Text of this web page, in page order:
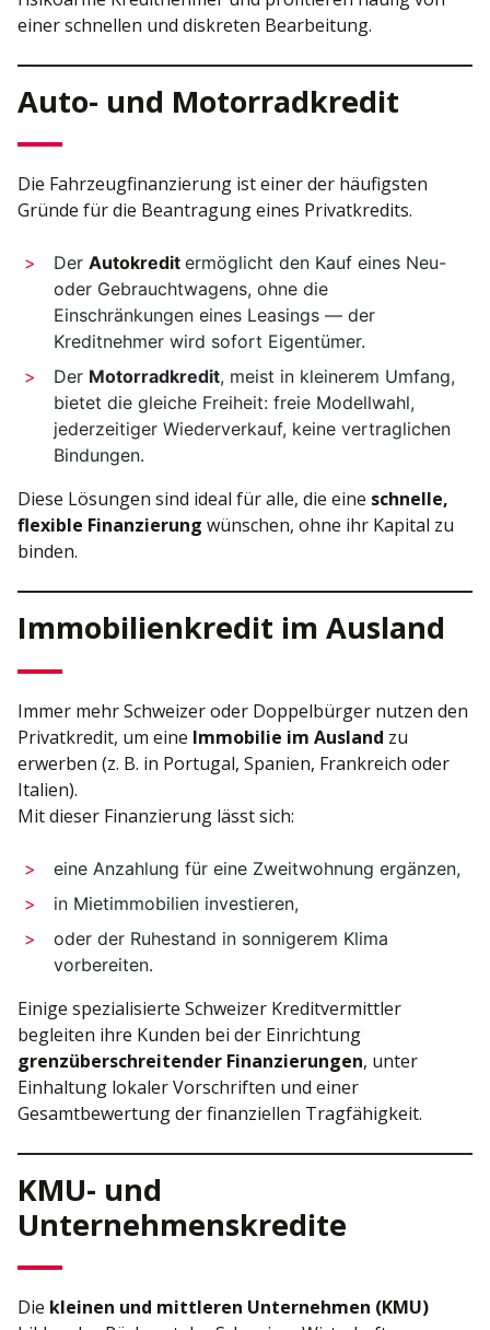
einer schnellen und diskreten Bearbeitung.
Auto- und Motorradkredit
Die Fahrzeugfinanzierung ist einer der häufigsten
Gründe für die Beantragung eines Privatkredits.
Der Autokredit ermöglicht den Kauf eines Neu-
oder Gebrauchtwagens, ohne die
Einschränkungen eines Leasings — der
Kreditnehmer wird sofort Eigentümer.
Der Motorradkredit, meist in kleinerem Umfang,
bietet die gleiche Freiheit: freie Modellwahl,
jederzeitiger Wiederverkauf, keine vertraglichen
Bindungen.
Diese Lösungen sind ideal für alle, die eine schnelle,
flexible Finanzierung wünschen, ohne ihr Kapital zu
binden.
Immobilienkredit im Ausland
Immer mehr Schweizer oder Doppelbürger nutzen den
Privatkredit, um eine Immobilie im Ausland zu
erwerben (z. B. in Portugal, Spanien, Frankreich oder
Italien).
Mit dieser Finanzierung lässt sich:
eine Anzahlung für eine Zweitwohnung ergänzen,
in Mietimmobilien investieren,
oder der Ruhestand in sonnigerem Klima
vorbereiten.
Einige spezialisierte Schweizer Kreditvermittler
begleiten ihre Kunden bei der Einrichtung
grenzüberschreitender Finanzierungen, unter
Einhaltung lokaler Vorschriften und einer
Gesamtbewertung der finanziellen Tragfähigkeit.
KMU- und
Unternehmenskredite
Die kleinen und mittleren Unternehmen (KMU)